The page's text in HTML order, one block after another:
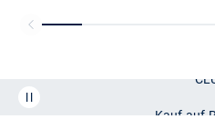
Kostenlose Lieferung und